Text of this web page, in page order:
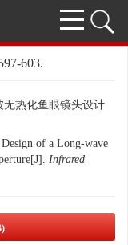
603.
热化鱼眼镜头设计
of a Long-wave
Infrared